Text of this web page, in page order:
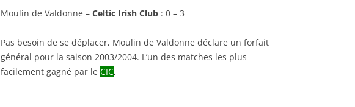
Moulin de Valdonne – Celtic Irish Club : 0 – 3
Pas besoin de se déplacer, Moulin de Valdonne déclare un forfait
général pour la saison 2003/2004. L’un des matches les plus
facilement gagné par le CIC.